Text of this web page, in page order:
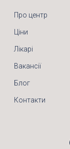
Про центр
Ціни
Лікарі
Вакансії
Блог
Контакти